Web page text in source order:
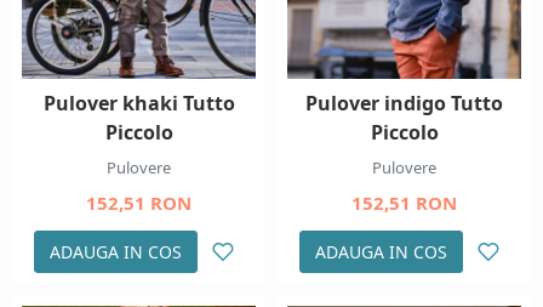
Pulover khaki Tutto
Piccolo
Pulovere
152,51 RON
ADAUGA IN COS
Pulover indigo Tutto
Piccolo
Pulovere
152,51 RON
ADAUGA IN COS